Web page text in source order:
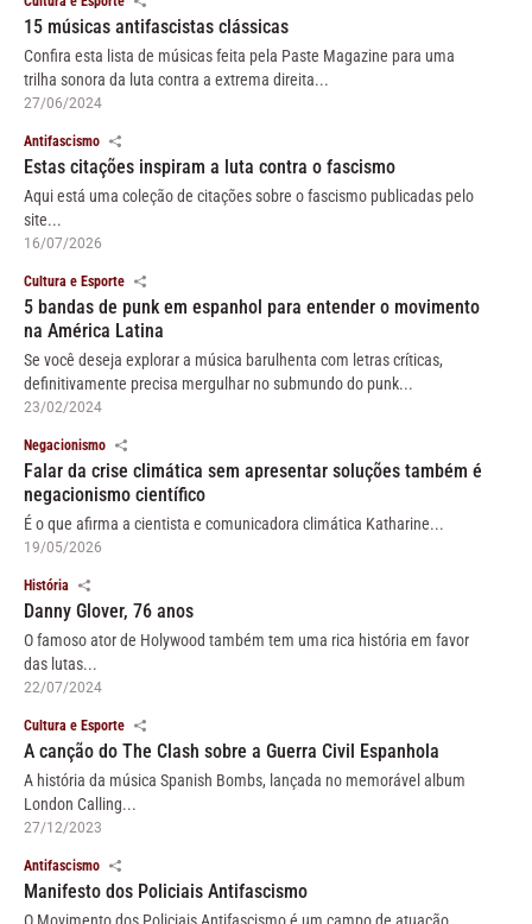
15 músicas antifascistas clássicas
Confira esta lista de músicas feita pela Paste Magazine para uma
trilha sonora da luta contra a extrema direita...
27/06/2024
Antifascismo
Estas citações inspiram a luta contra o fascismo
Aqui está uma coleção de citações sobre o fascismo publicadas pelo
site...
16/07/2026
Cultura e Esporte
5 bandas de punk em espanhol para entender o movimento
na América Latina
Se você deseja explorar a música barulhenta com letras críticas,
definitivamente precisa mergulhar no submundo do punk...
23/02/2024
Negacionismo
Falar da crise climática sem apresentar soluções também é
negacionismo científico
É o que afirma a cientista e comunicadora climática Katharine...
19/05/2026
História
Danny Glover, 76 anos
O famoso ator de Holywood também tem uma rica história em favor
das lutas...
22/07/2024
Cultura e Esporte
A canção do The Clash sobre a Guerra Civil Espanhola
A história da música Spanish Bombs, lançada no memorável album
London Calling...
27/12/2023
Antifascismo
Manifesto dos Policiais Antifascismo